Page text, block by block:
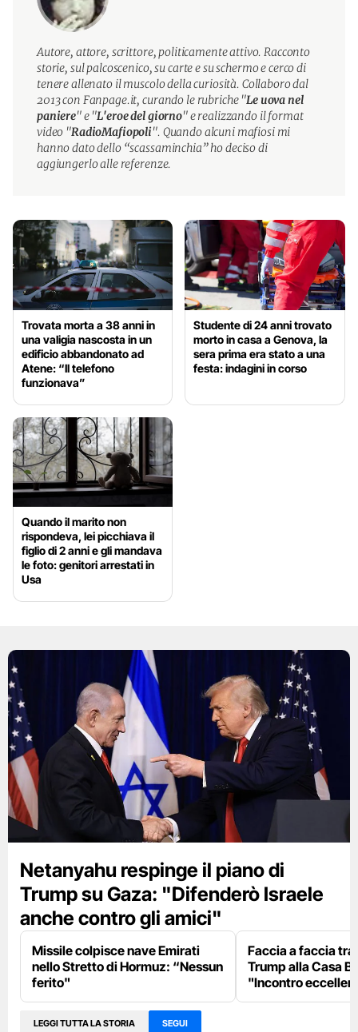
Autore, attore, scrittore, politicamente attivo. Racconto
storie, sul palcoscenico, su carte e su schermo e cerco di
tenere allenato il muscolo della curiosità. Collaboro dal
2013 con Fanpage.it, curando le rubriche "Le uova nel
paniere" e "L'eroe del giorno" e realizzando il format
video "RadioMafiopoli". Quando alcuni mafiosi mi
hanno dato dello “scassaminchia” ho deciso di
aggiungerlo alle referenze.
Trovata morta a 38 anni in
una valigia nascosta in un
edificio abbandonato ad
Atene: “Il telefono
funzionava”
Studente di 24 anni trovato
morto in casa a Genova, la
sera prima era stato a una
festa: indagini in corso
Quando il marito non
rispondeva, lei picchiava il
figlio di 2 anni e gli mandava
le foto: genitori arrestati in
Usa
Netanyahu respinge il piano di
Trump su Gaza: "Difenderò Israele
anche contro gli amici"
Missile colpisce nave Emirati
nello Stretto di Hormuz: “Nessun
ferito"
Faccia a faccia
Trump alla Casa
"Incontro
LEGGI TUTTA LA STORIA SEGUI